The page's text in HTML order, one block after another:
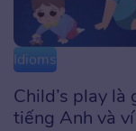
Idioms
Child’s play là
tiếng Anh và